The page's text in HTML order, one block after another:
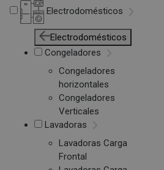
Electrodomésticos
Electrodomésticos
Congeladores
Congeladores
horizontales
Congeladores
Verticales
Lavadoras
Lavadoras Carga
Frontal